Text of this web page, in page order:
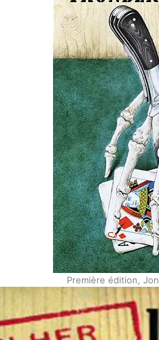
Première édition,